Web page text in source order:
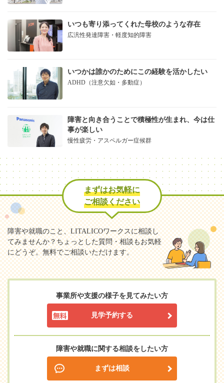
いつも寄り添ってくれた母校のような存在
広汎性発達障害・軽度知的障害
いつかは誰かのためにこの経験を活かしたい
ADHD（注意欠如・多動症）
障害と向き合うことで積極性が生まれ、今は仕
事が楽しい
慢性疲労・アスペルガー症候群
まずはお気軽に
ご相談ください
障害や就職のこと、LITALICOワークスに相談し
てみませんか？ちょっとした質問・相談もお気軽
にどうぞ。無料でご相談いただけます。
事業所や支援の様子を見てみたい方
見学予約する
障害や就職に関する相談をしたい方
まずは相談